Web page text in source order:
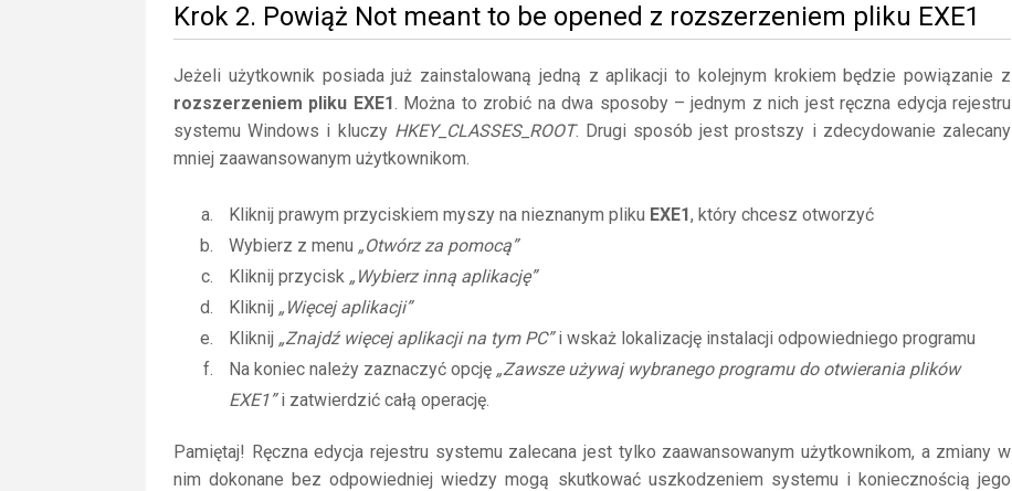
Krok 2. Powiąż Not meant to be opened z rozszerzeniem pliku EXE1
Jeżeli użytkownik posiada już zainstalowaną jedną z aplikacji to kolejnym krokiem będzie powiązanie z
rozszerzeniem pliku EXE1. Można to zrobić na dwa sposoby – jednym z nich jest ręczna edycja rejestru
systemu Windows i kluczy HKEY_CLASSES_ROOT. Drugi sposób jest prostszy i zdecydowanie zalecany
mniej zaawansowanym użytkownikom.
Kliknij prawym przyciskiem myszy na nieznanym pliku EXE1, który chcesz otworzyć
Wybierz z menu „Otwórz za pomocą”
Kliknij przycisk „Wybierz inną aplikację”
Kliknij „Więcej aplikacji”
Kliknij „Znajdź więcej aplikacji na tym PC”i wskaż lokalizację instalacji odpowiedniego programu
Na koniec należy zaznaczyć opcję „Zawsze używaj wybranego programu do otwierania plików
EXE1”i zatwierdzić całą operację.
Pamiętaj! Ręczna edycja rejestru systemu zalecana jest tylko zaawansowanym użytkownikom, a zmiany w
nim dokonane bez odpowiedniej wiedzy mogą skutkować uszkodzeniem systemu i koniecznością jego